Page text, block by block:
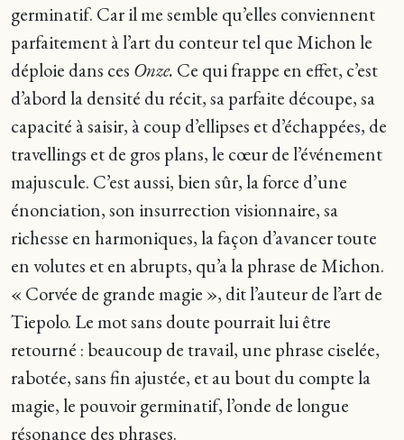
germinatif. Car il me semble qu’elles conviennent
parfaitement à l’art du conteur tel que Michon le
déploie dans ces Onze. Ce qui frappe en effet, c’est
d’abord la densité du récit, sa parfaite découpe, sa
capacité à saisir, à coup d’ellipses et d’échappées, de
travellings et de gros plans, le cœur de l’événement
majuscule. C’est aussi, bien sûr, la force d’une
énonciation, son insurrection visionnaire, sa
richesse en harmoniques, la façon d’avancer toute
en volutes et en abrupts, qu’a la phrase de Michon.
« Corvée de grande magie », dit l’auteur de l’art de
Tiepolo. Le mot sans doute pourrait lui être
retourné : beaucoup de travail, une phrase ciselée,
rabotée, sans fin ajustée, et au bout du compte la
magie, le pouvoir germinatif, l’onde de longue
résonance des phrases.